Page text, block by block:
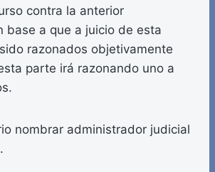
contra la anterior
base a que a juicio de esta
razonados objetivamente
parte irá razonando uno a
nombrar administrador judicial